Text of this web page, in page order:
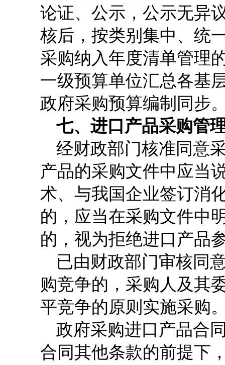
论证、公示，公示无异
核后，按类别集中、统
采购纳入年度清单管理
一级预算单位汇总各基
政府采购预算编制同步
七、进口产品采购管
经财政部门核准同意
产品的采购文件中应当
术、与我国企业签订消
的，应当在采购文件中
的，视为拒绝进口产品
已由财政部门审核同
购竞争的，采购人及其
平竞争的原则实施采购
政府采购进口产品合
合同其他条款的前提下